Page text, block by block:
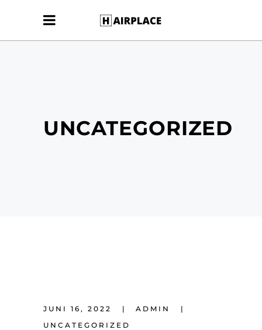
UNCATEGORIZED
JUNI 16, 2022
ADMIN
UNCATEGORIZED